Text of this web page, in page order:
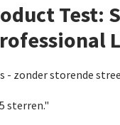
Test:
zonder storende
sterren."